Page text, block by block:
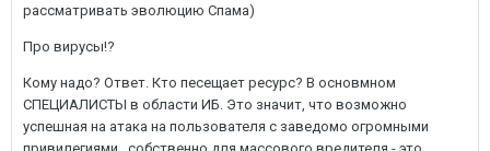
рассматривать эволюцию Спама)
Про вирусы!?
Кому надо? Ответ. Кто песещает ресурс? В основмном
СПЕЦИАЛИСТЫ в области ИБ. Это значит, что возможно
успешная на атака на пользователя с заведомо огромными